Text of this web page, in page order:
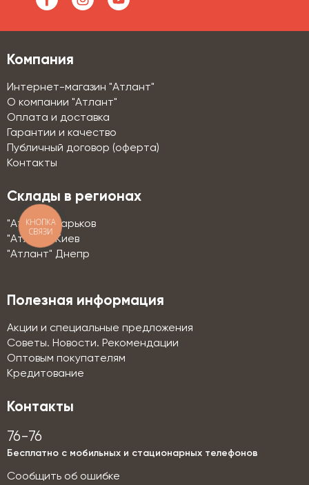
Компания
Интернет-магазин "Атлант"
О компании "Атлант"
Оплата и доставка
Гарантии и качество
Публичный договор (оферта)
Контакты
Склады в регионах
"Атлант" Харьков
"Атлант" Киев
"Атлант" Днепр
Полезная информация
Акции и специальные предложения
Советы. Новости. Рекомендации
Оптовым покупателям
Кредитование
Контакты
76-76
Бесплатно с мобильных и стационарных телефонов
Сообщить об ошибке
КНОПКА
СВЯЗИ